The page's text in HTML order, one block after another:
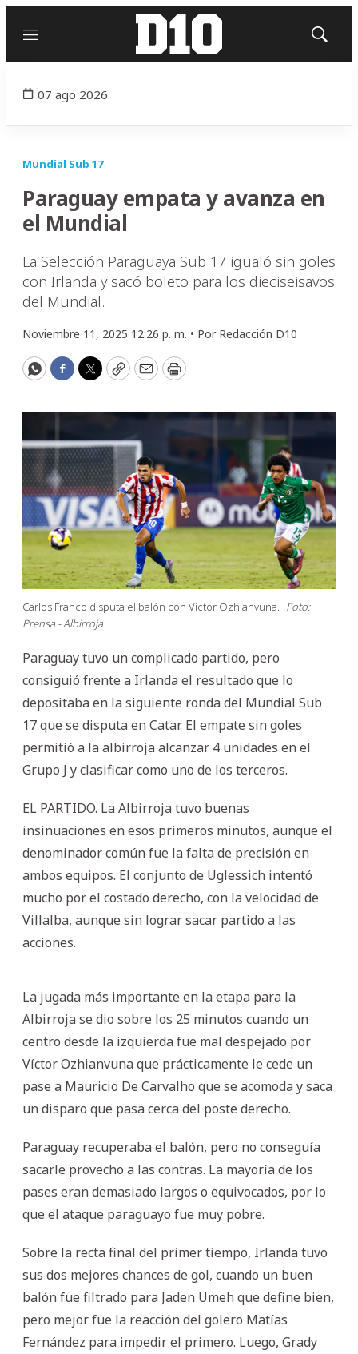
Menú
Mostrar
07 ago 2026
Mundial Sub 17
Paraguay empata y avanza en
el Mundial
La Selección Paraguaya Sub 17 igualó sin goles
con Irlanda y sacó boleto para los dieciseisavos
del Mundial.
Noviembre 11, 2025 12:26 p. m. • Por Redacción D10
WhatsApp
Facebook
Twitter
CopyEmailPrint
Carlos Franco disputa el balón con Victor Ozhianvuna. Foto:
Prensa - Albirroja
Paraguay tuvo un complicado partido, pero
consiguió frente a Irlanda el resultado que lo
depositaba en la siguiente ronda del Mundial Sub
17 que se disputa en Catar. El empate sin goles
permitió a la albirroja alcanzar 4 unidades en el
Grupo J y clasificar como uno de los terceros.
EL PARTIDO. La Albirroja tuvo buenas
insinuaciones en esos primeros minutos, aunque el
denominador común fue la falta de precisión en
ambos equipos. El conjunto de Uglessich intentó
mucho por el costado derecho, con la velocidad de
Villalba, aunque sin lograr sacar partido a las
acciones.
La jugada más importante en la etapa para la
Albirroja se dio sobre los 25 minutos cuando un
centro desde la izquierda fue mal despejado por
Víctor Ozhianvuna que prácticamente le cede un
pase a Mauricio De Carvalho que se acomoda y saca
un disparo que pasa cerca del poste derecho.
Paraguay recuperaba el balón, pero no conseguía
sacarle provecho a las contras. La mayoría de los
pases eran demasiado largos o equivocados, por lo
que el ataque paraguayo fue muy pobre.
Sobre la recta final del primer tiempo, Irlanda tuvo
sus dos mejores chances de gol, cuando un buen
balón fue filtrado para Jaden Umeh que define bien,
pero mejor fue la reacción del golero Matías
Fernández para impedir el primero. Luego, Grady